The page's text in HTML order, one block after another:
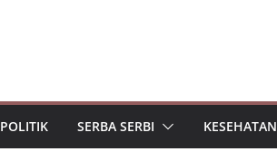
POLITIK SERBA SERBI KESEHATAN